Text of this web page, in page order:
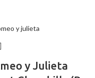
y Julieta